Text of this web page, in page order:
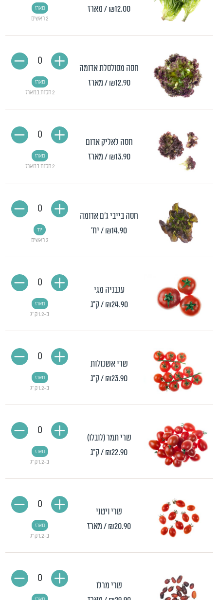
₪12.00/ מארז
2 ראשים
מארז
חסה מסולסלת אדומה
₪12.90 / מארז
2 חסות במארז
מארז
0
חסה לאליק אדום
₪13.90 / מארז
2 חסות במארז
מארז
0
חסה בייבי ג'ם אדומה
₪14.90/ יח'
3 ראשים
יח'
0
עגבניה מגי
₪24.90 / ק"ג
כ-1.2 ק"ג
מארז
0
שרי אשכולות
₪23.90/ ק"ג
כ-1.2 ק"ג
מארז
0
שרי תמר (לובלו)
₪22.90/ ק"ג
כ-1.2 ק"ג
מארז
0
שרי ויטני
₪20.90/ מארז
כ-1.2 ק"ג
מארז
0
שרי מרלו
0